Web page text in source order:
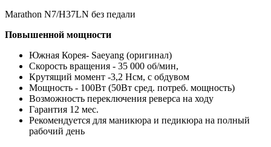
Marathon N7/H37LN без педали
Повышенной мощности
Южная Корея- Saeyang (оригинал)
Скорость вращения - 35 000 об/мин,
Крутящий момент -3,2 Нсм, с обдувом
Мощность - 100Вт (50Вт сред. потреб. мощность)
Возможность переключения реверса на ходу
Гарантия 12 мес.
Рекомендуется для маникюра и педикюра на полный
рабочий день